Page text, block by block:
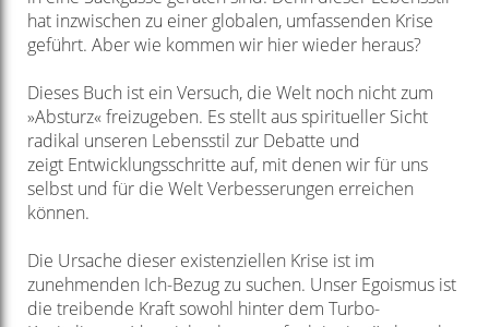
hat inzwischen zu einer globalen, umfassenden Krise
geführt. Aber wie kommen wir hier wieder heraus?
Dieses Buch ist ein Versuch, die Welt noch nicht zum
»Absturz« freizugeben. Es stellt aus spiritueller Sicht
radikal unseren Lebensstil zur Debatte und
zeigt Entwicklungsschritte auf, mit denen wir für uns
selbst und für die WeltVerbesserungen erreichen
können.
Die Ursache dieser existenziellen Krise ist im
zunehmenden Ich-Bezug zu suchen. Unser Egoismus ist
die treibende Kraft sowohl hinter dem Turbo-